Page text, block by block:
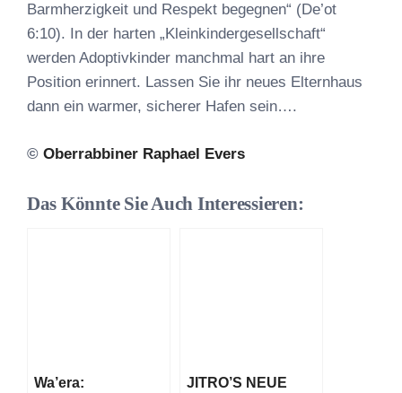
Barmherzigkeit und Respekt begegnen“ (De’ot
6:10). In der harten „Kleinkindergesellschaft“
werden Adoptivkinder manchmal hart an ihre
Position erinnert. Lassen Sie ihr neues Elternhaus
dann ein warmer, sicherer Hafen sein….
© Oberrabbiner Raphael Evers
Das Könnte Sie Auch Interessieren:
Wa’era:
JITRO’S NEUE